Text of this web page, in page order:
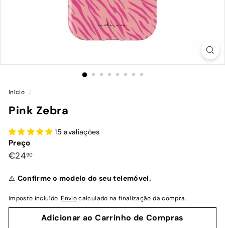
Início /
Pink Zebra
15 avaliações
Preço
Preço
€2490€24,90
⚠️ Confirme o modelo do seu telemóvel.
Imposto incluído.Enviocalculado na finalização da compra.
Adicionar ao Carrinho de Compras